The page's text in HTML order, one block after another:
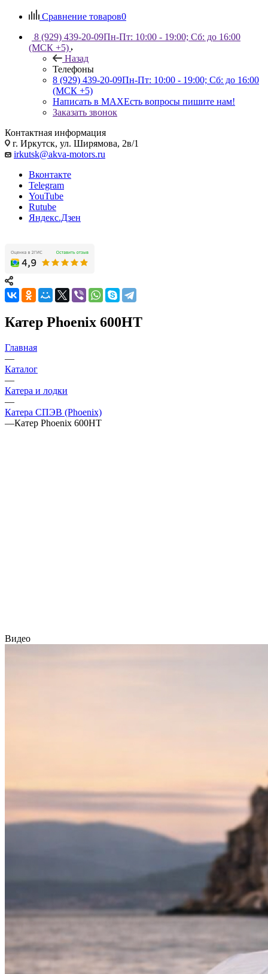
Сравнение товаров0
8 (929) 439-20-09Пн-Пт: 10:00 - 19:00; Сб: до 16:00
(МСК +5)
Назад
Телефоны
8 (929) 439-20-09Пн-Пт: 10:00 - 19:00; Сб: до 16:00
(МСК +5)
Написать в MAXЕсть вопросы пишите нам!
Заказать звонок
Контактная информация
г. Иркутск, ул. Ширямова, 2в/1
irkutsk@akva-motors.ru
Вконтакте
Telegram
YouTube
Rutube
Яндекс.Дзен
Катер Phoenix 600HT
Главная
—
Каталог
—
Катера и лодки
—
Катера СПЭВ (Phoenix)
—Катер Phoenix 600HT
Видео